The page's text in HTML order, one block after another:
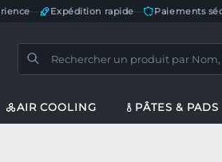
Expédition rapide Paiements
AIR COOLING PÂTES & PADS